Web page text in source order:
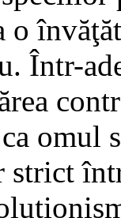
o
Într-
omul